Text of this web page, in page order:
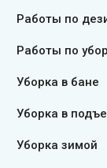
Работы по
Работы по
Уборка в бане
Уборка в
Уборка зимой